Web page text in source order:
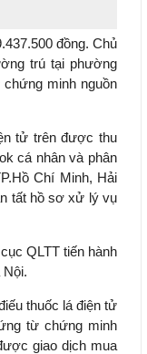
đồng. Chủ
trú tại phường
minh nguồn
tử trên được thu
cá nhân và phân
Chí Minh, Hải
tất hồ sơ xử lý vụ
QLTT tiến hành
thuốc lá điện tử
từ chứng minh
giao dịch mua
hiệu quả chính
không chỉ mang ý
ngắn hạn mà còn